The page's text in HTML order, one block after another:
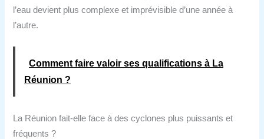
l’eau devient plus complexe et imprévisible d’une année à
l’autre.
Comment faire valoir ses qualifications à La
Réunion ?
La Réunion fait-elle face à des cyclones plus puissants et
fréquents ?